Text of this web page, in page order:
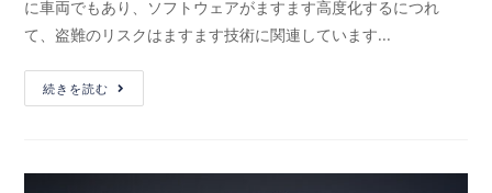
に車両でもあり、ソフトウェアがますます高度化するにつれ
て、盗難のリスクはますます技術に関連しています...
続きを読む